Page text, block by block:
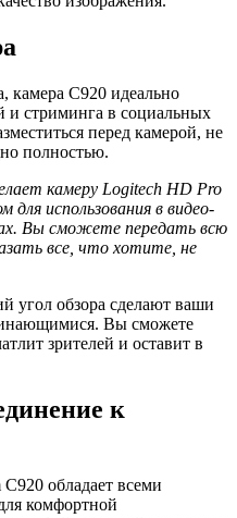
камера C920 идеально
и стриминга в социальных
перед камерой, не
полностью.
камеру Logitech HD Pro
для использования в видео-
Вы сможете передать всю
все, что хотите, не
угол обзора сделают ваши
Вы сможете
зрителей и оставит в
к
обладает всеми
комфортной